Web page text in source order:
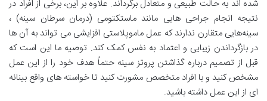
شده اند به حالت طبیعی و متعادل برگرداند. علاوه بر این، برخی از افراد در
نتیجه انجام جراحی هایی مانند ماستکتومی (درمان سرطان سینه) ،
سینه‌هایی متقارن ندارند که عمل ماموپلاستی افزایشی می تواند به آن ها
در بازگرداندن زیبایی و اعتماد به نفس کمک کند. توصیه ما این است که
قبل از تصمیم درباره گذاشتن پروتز سینه حتماً هدف خود را از این عمل
مشخص کنید و با افراد متخصص مشورت کنید تا خواسته های واقع بینانه
ای از این عمل داشته باشید.